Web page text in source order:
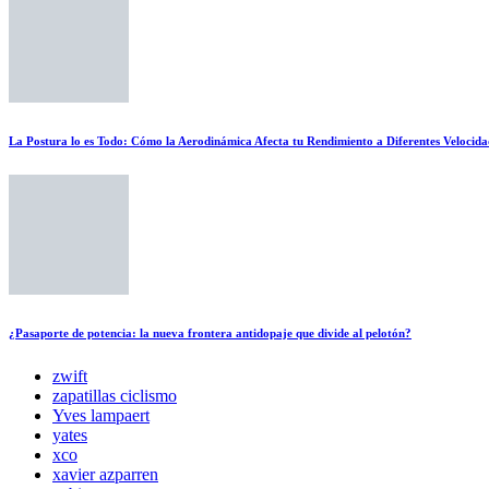
La Postura lo es Todo: Cómo la Aerodinámica Afecta tu Rendimiento a Diferentes
¿Pasaporte de potencia: la nueva frontera antidopaje que divide al pelotón?
zwift
zapatillas ciclismo
Yves lampaert
yates
xco
xavier azparren